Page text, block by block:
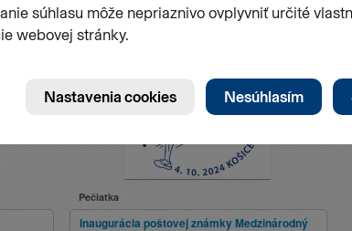
Pečiatka
Inaugurácia poštovej známky Medzinárodný